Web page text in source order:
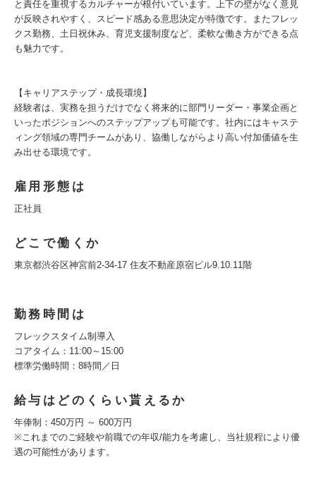
と責任を重視するカルチャーが根付いています。上下の壁がなく意見
が反映されやすく、スピード感ある意思決定が特徴です。またフレッ
クス勤務、土日祝休み、育児支援制度など、柔軟な働き方ができる点
も魅力です。
【キャリアステップ・成長環境】
経験者は、実務を担うだけでなく将来的に部門リーダー・事業企画と
いったポジションへのステップアップも可能です。社内にはキャステ
ィング領域の専門チームがあり、協働しながらより高い付加価値を生
み出せる環境です。
雇用形態は
正社員
どこで働くか
東京都渋谷区神宮前2-34-17 住友不動産原宿ビル9.10.11階
勤務時間は
フレックスタイム制導入
コアタイム：11:00～15:00
標準労働時間：8時間／日
給与はどのくらい貰えるか
年俸制：450万円 ～ 600万円
※これまでのご経験や前職での年収/能力を考慮し、当社規程により優
遇の可能性があります。